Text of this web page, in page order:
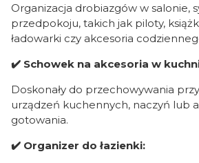
Organizacja drobiazgów w salonie,
przedpokoju, takich jak piloty,
ładowarki czy akcesoria
✔️ Schowek na akcesoria w
Doskonały do przechowywania
urządzeń kuchennych, naczyń lub
gotowania.
✔️ Organizer do łazienki: